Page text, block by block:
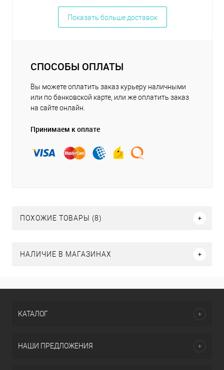
Показать больше доставок
СПОСОБЫ ОПЛАТЫ
Вы можете оплатить заказ курьеру наличными
или по банковской карте, или же оплатить заказ
на сайте онлайн.
Принимаем к оплате
ПОХОЖИЕ ТОВАРЫ (8)
НАЛИЧИЕ В МАГАЗИНАХ
КАТАЛОГ
НАШИ ПРЕДЛОЖЕНИЯ